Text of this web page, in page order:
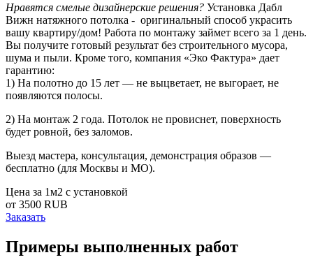
Нравятся смелые дизайнерские решения? Установка Дабл
Вижн натяжного потолка - оригинальный способ украсить
вашу квартиру/дом! Работа по монтажу займет всего за 1 день.
Вы получите готовый результат без строительного мусора,
шума и пыли. Кроме того, компания «Эко Фактура» дает
гарантию:
1) На полотно до 15 лет — не выцветает, не выгорает, не
появляются полосы.
2) На монтаж 2 года. Потолок не провиснет, поверхность
будет ровной, без заломов.
Выезд мастера, консультация, демонстрация образов —
бесплатно (для Москвы и МО).
Цена за 1м2 с установкой
от 3500 RUB
Заказать
Примеры выполненных работ